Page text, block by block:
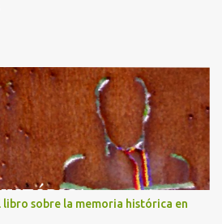
libro sobre la memoria histórica en